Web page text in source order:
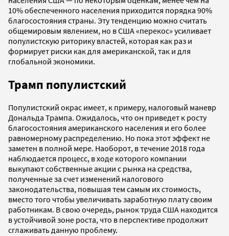
10% обеспеченного населения приходится порядка 90%
благосостояния страны. Эту тенденцию можно считать
общемировым явлением, но в США «перекос» усиливает
популистскую риторику властей, которая как раз и
формирует риски как для американской, так и для
глобальной экономики.
Трамп популистский
Популистский окрас имеет, к примеру, налоговый маневр
Дональда Трампа. Ожидалось, что он приведет к росту
благосостояния американского населения и его более
равномерному распределению. Но пока этот эффект не
заметен в полной мере. Наоборот, в течение 2018 года
наблюдается процесс, в ходе которого компании
выкупают собственные акции с рынка на средства,
полученные за счет изменений налогового
законодательства, повышая тем самым их стоимость,
вместо того чтобы увеличивать заработную плату своим
работникам. В свою очередь, рынок труда США находится
в устойчивой зоне роста, что в перспективе продолжит
сглаживать данную проблему.